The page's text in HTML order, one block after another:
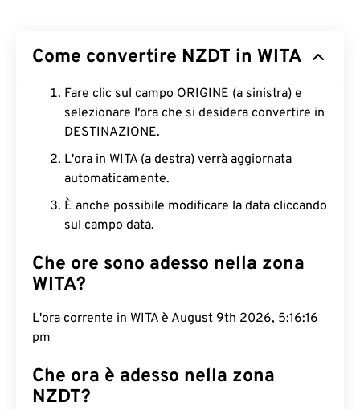
Come convertire NZDT in WITA
Fare clic sul campo ORIGINE (a sinistra) e
selezionare l'ora che si desidera convertire in
DESTINAZIONE.
L'ora in WITA (a destra) verrà aggiornata
automaticamente.
È anche possibile modificare la data cliccando
sul campo data.
Che ore sono adesso nella zona
WITA?
L'ora corrente in WITA è August 9th 2026, 5:16:17
pm
Che ora è adesso nella zona
NZDT?